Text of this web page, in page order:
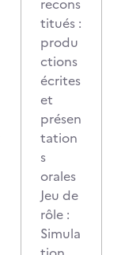
recons
titués :
produ
ctions
écrites
et
présen
tation
s
orales
Jeu de
rôle :
Simula